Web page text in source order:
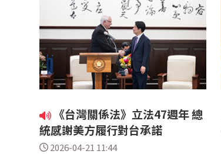
《台灣關係法》立法47週年 總
統感謝美方履行對台承諾
2026-04-21 11:44